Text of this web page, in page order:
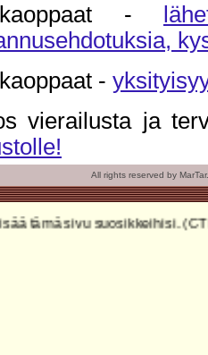
-
-
vierailusta ja
All rights reserved by
suosikkeihisi. (CTRL+D)